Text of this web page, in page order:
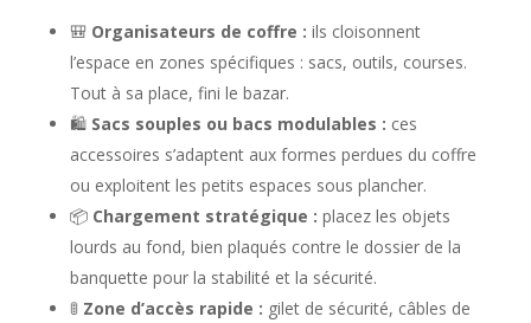
🎒 Organisateurs de coffre : ils cloisonnent
l’espace en zones spécifiques : sacs, outils, courses.
Tout à sa place, fini le bazar.
🛍️ Sacs souples ou bacs modulables : ces
accessoires s’adaptent aux formes perdues du coffre
ou exploitent les petits espaces sous plancher.
📦 Chargement stratégique : placez les objets
lourds au fond, bien plaqués contre le dossier de la
banquette pour la stabilité et la sécurité.
🚦 Zone d’accès rapide : gilet de sécurité, câbles de